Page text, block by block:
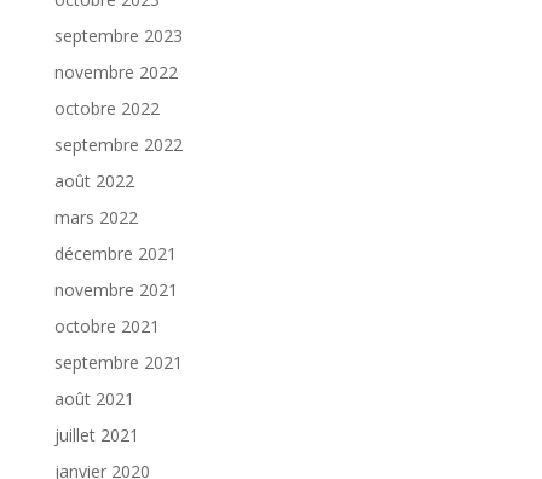
septembre 2023
novembre 2022
octobre 2022
septembre 2022
août 2022
mars 2022
décembre 2021
novembre 2021
octobre 2021
septembre 2021
août 2021
juillet 2021
janvier 2020